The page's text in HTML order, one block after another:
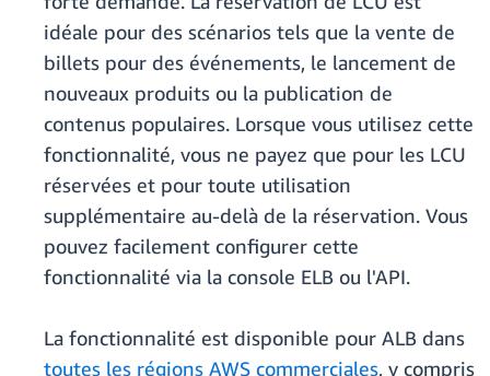
idéale pour des scénarios tels que la vente de
billets pour des événements, le lancement de
nouveaux produits ou la publication de
contenus populaires. Lorsque vous utilisez cette
fonctionnalité, vous ne payez que pour les LCU
réservées et pour toute utilisation
supplémentaire au-delà de la réservation. Vous
pouvez facilement configurer cette
fonctionnalité via la console ELB ou l'API.
La fonctionnalité est disponible pour ALB dans
toutes les régions AWS commerciales, y compris